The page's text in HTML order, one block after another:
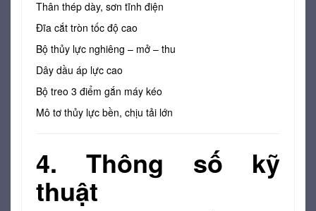
Thân thép dày, sơn tĩnh điện
Đĩa cắt tròn tốc độ cao
Bộ thủy lực nghiêng – mở – thu
Dây dầu áp lực cao
Bộ treo 3 điểm gắn máy kéo
Mô tơ thủy lực bền, chịu tải lớn
4. Thông số kỹ
thuật